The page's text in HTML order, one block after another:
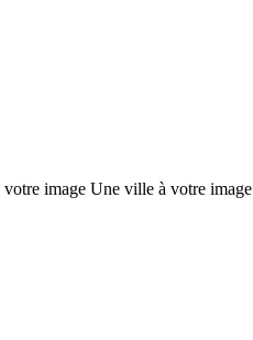
image Une ville à votre image